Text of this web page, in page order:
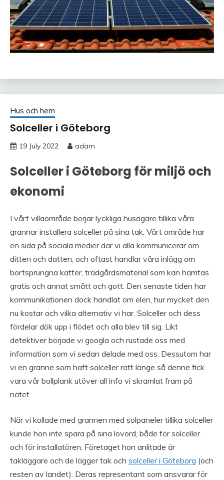
Hus och hem
Solceller i Göteborg
19 July 2022 adam
Solceller i Göteborg för miljö och
ekonomi
I vårt villaområde börjar lyckliga husägare tillika våra
grannar installera solceller på sina tak. Vårt område har
en sida på sociala medier där vi alla kommunicerar om
ditten och datten, och oftast handlar våra inlägg om
bortsprungna katter, trädgårdsmaterial som kan hämtas
gratis och annat smått och gott. Den senaste tiden har
kommunikationen dock handlat om elen, hur mycket den
nu kostar och vilka alternativ vi har. Solceller och dess
fördelar dök upp i flödet och alla blev till sig. Likt
detektiver började vi googla och rustade oss med
information som vi sedan delade med oss. Dessutom har
vi en granne som haft solceller rätt länge så denne fick
vara vår bollplank utöver all info vi skramlat fram på
nätet.
När vi kollade med grannen med solpaneler tillika solceller
kunde hon inte spara på sina lovord, både för solceller
och för installatören. Företaget hon anlitade är
takläggare och de lägger tak och solceller i Göteborg (och
resten av landet). Deras representant som ansvarar för